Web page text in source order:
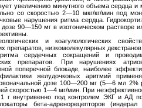
увеличению минутного объема сердца и
со скоростью 2—10 мкг/кг/мин под
нарушения ритма сердца.
дозе 90—150 мг в изотоническом растворе
и коагулологических
препаратов, низкомолекулярных декстранов.
ритма сердечных сокращений и
препаратов. При нарушениях
поперечной блокаде, наиболее
желудочковых аритмий
дозе 100—200 мг (5—6 мл 2%
скоростью 1—4 мг/мин. При
1 г внутривенно под контролем ЭКГ и АД
бета-адренорецепторов